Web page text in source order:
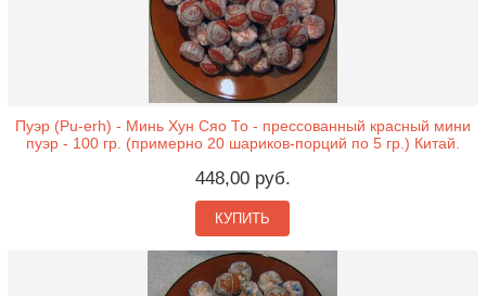
Пуэр (Pu-erh) - Минь Хун Сяо То - прессованный красный мини
пуэр - 100 гр. (примерно 20 шариков-порций по 5 гр.) Китай.
448,00 руб.
КУПИТЬ